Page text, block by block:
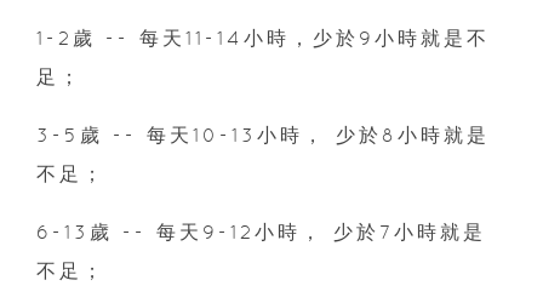
1-2歲 -- 每天11-14小時，少於9小時就是不
足；
3-5歲 -- 每天10-13小時， 少於8小時就是
不足；
6-13歲 -- 每天9-12小時， 少於7小時就是
不足；